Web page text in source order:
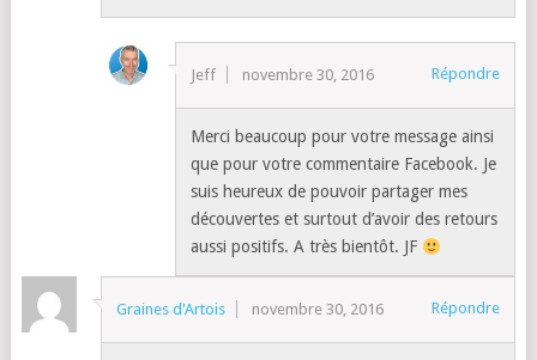
Jeff novembre 30, 2016 Répondre
Merci beaucoup pour votre message ainsi
que pour votre commentaire Facebook. Je
suis heureux de pouvoir partager mes
découvertes et surtout d’avoir des retours
aussi positifs. A très bientôt. JF
Graines d'Artois novembre 30, 2016 Répondre